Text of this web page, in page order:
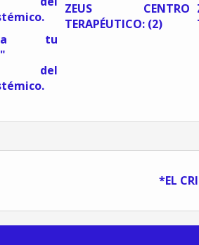
tu
del
ZEUS CENTRO
TERAPÉUTICO: (2)
*EL